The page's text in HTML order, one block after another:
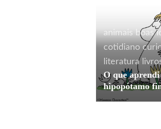
animais boas
cotidiano
literatura
O que aprendi
hipopótamo